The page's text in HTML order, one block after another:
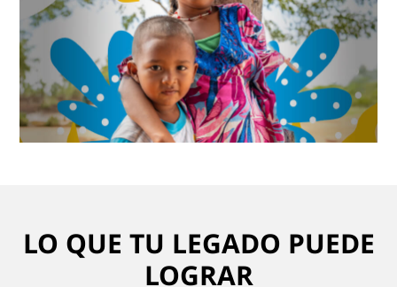
LO QUE TU LEGADO PUEDE
LOGRAR